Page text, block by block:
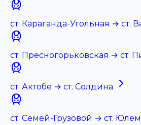
ст. Караганда-Угольная → ст.
ст. Пресногорьковская → ст.
ст. Актобе → ст. Солдина
ст. Семей-Грузовой → ст.